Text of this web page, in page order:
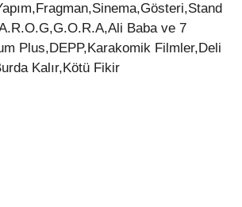
Baba ve 7
Plus,DEPP,Karakomik Filmler,Deli
Kalır,Kötü Fikir